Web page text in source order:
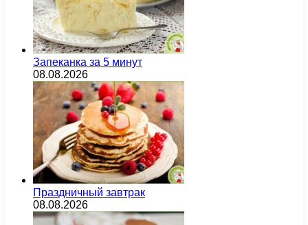
Запеканка за 5 минут
08.08.2026
Праздничный завтрак
08.08.2026